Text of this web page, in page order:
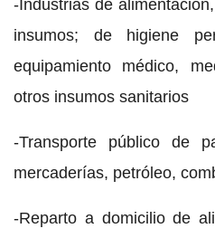
-Industrias de
insumos; de higiene
equipamiento médico,
otros insumos sanitarios
-Transporte público de
mercaderías, petróleo,
-Reparto a domicilio de